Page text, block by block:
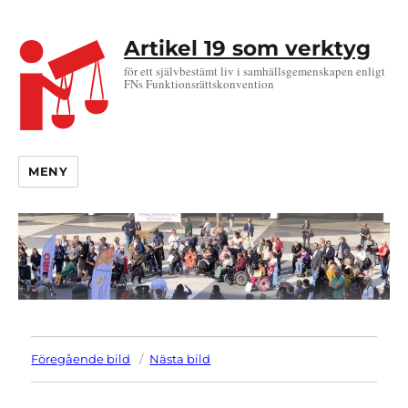
Artikel 19 som verktyg
för ett självbestämt liv i samhällsgemenskapen enligt
FNs Funktionsrättskonvention
MENY
Föregående bild Nästa bild